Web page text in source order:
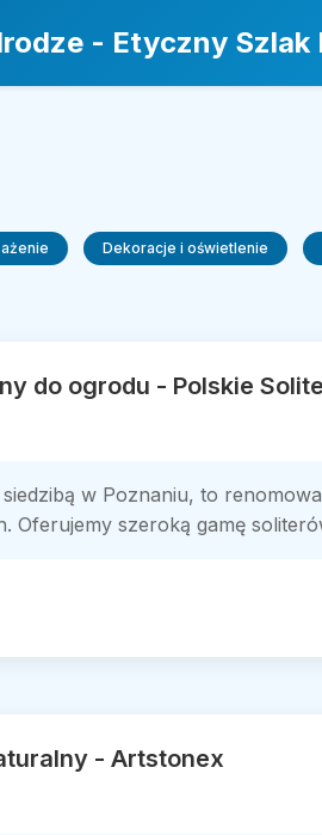
- Etyczny Szlak
Dekoracje i oświetlenie
do ogrodu - Polskie
w Poznaniu, to
Oferujemy szeroką gamę
- Artstonex